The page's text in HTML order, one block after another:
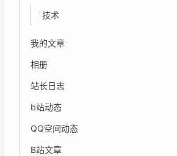
技术
我的文章
相册
站长日志
b站动态
QQ空间动态
B站文章